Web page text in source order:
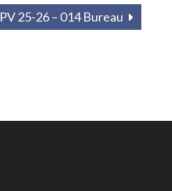
PV 25-26 – 014 Bureau